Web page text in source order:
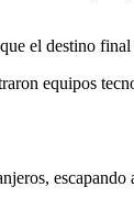
el destino
equipos
escapando